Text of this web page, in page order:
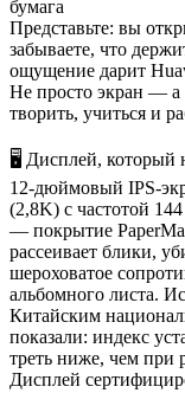
бумага
Представьте: вы
забываете, что
ощущение дарит
Не просто экран — а
творить, учиться и
🖥️ Дисплей, который
12-дюймовый IPS-
(2,8K) с частотой
— покрытие
рассеивает блики,
шероховатое
альбомного листа.
Китайским
показали: индекс
треть ниже, чем при
Дисплей